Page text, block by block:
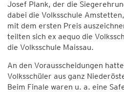
Josef Plank, der die
dabei die Volksschule
mit dem ersten Preis
teilten sich ex aequo die
die Volksschule Maissau.
An den Vorausscheidungen
Volksschüler aus ganz
Beim Finale waren u. a. eine